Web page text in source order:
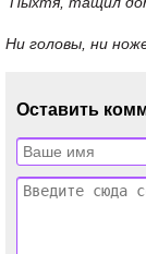
Ни головы, ни
Оставить